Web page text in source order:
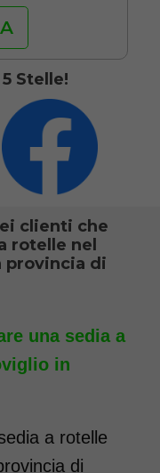
76 euro.
in
per
- Con
40
Stelle!
clienti che
rotelle nel
provincia di
una sedia a
in
a rotelle
di